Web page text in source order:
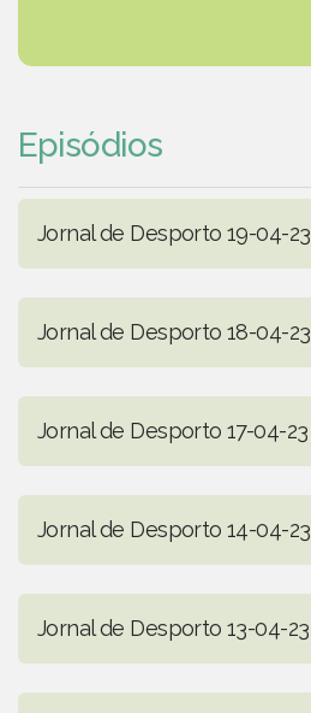
Episódios
Jornal de Desporto 19-04-23
Jornal de Desporto 18-04-23
Jornal de Desporto 17-04-23
Jornal de Desporto 14-04-23
Jornal de Desporto 13-04-23